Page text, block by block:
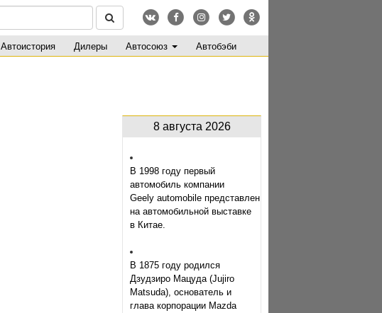
Автоистория Дилеры Автосоюз Автобэби
8 августа 2026
В 1998 году первый
автомобиль компании
Geely automobile представлен
на автомобильной выставке
в Китае.
В 1875 году родился
Дзудзиро Мацуда (Jujiro
Matsuda), основатель и
глава корпорации Mazda